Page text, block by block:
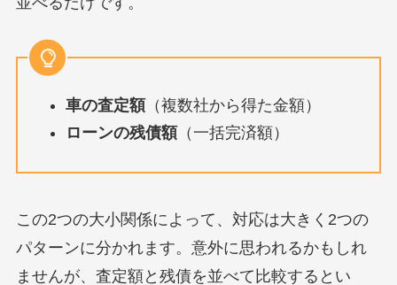
車の査定額（複数社から得た金額）
ローンの残債額（一括完済額）
この2つの大小関係によって、対応は大きく2つの
パターンに分かれます。意外に思われるかもしれ
ませんが、査定額と残債を並べて比較するとい